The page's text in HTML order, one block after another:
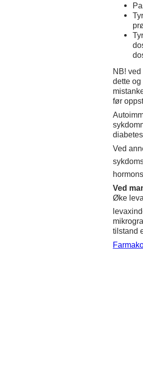
NB!
dette
før
Ved
Ved
Øke
tilstand